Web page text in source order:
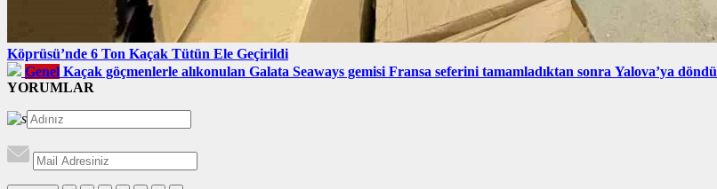
Köprüsü’nde 6 Ton Kaçak Tütün Ele Geçirildi
Genel Kaçak göçmenlerle alıkonulan Galata Seaways gemisi Fransa seferini tamamladıktan sonra Yalova’ya döndü
YORUMLAR